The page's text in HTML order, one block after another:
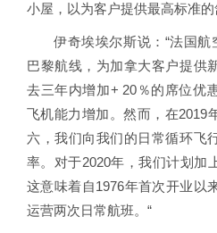
小屋，以为客户提供最高标准的
伊奇埃埃尔斯说：“法国
巴黎航线，为加拿大客户提供
去三年内增加+ 20％的席位优
飞机能力增加。然而，在2019
六，我们向我们的日常循环飞
率。对于2020年，我们计划加
这意味着自1976年首次开业以
运营两次日常航班。“